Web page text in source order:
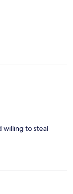
willing to steal